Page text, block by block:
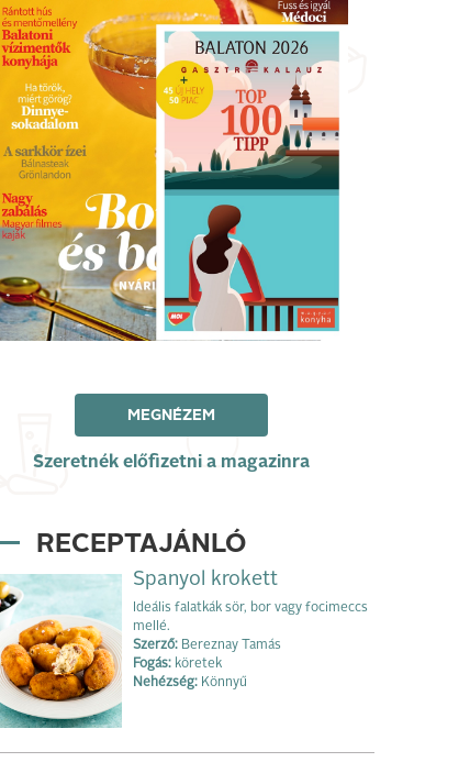
MEGNÉZEM
Szeretnék előfizetni a magazinra
RECEPTAJÁNLÓ
Spanyol krokett
Ideális falatkák sör, bor vagy focimeccs
mellé.
Szerző: Bereznay Tamás
Fogás: köretek
Nehézség: Könnyű